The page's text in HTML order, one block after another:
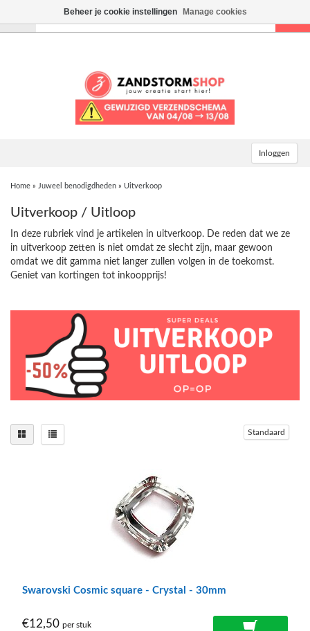
Inloggen
Home » Juweel benodigdheden » Uitverkoop
Uitverkoop / Uitloop
In deze rubriek vind je artikelen in uitverkoop. De reden dat we ze
in uitverkoop zetten is niet omdat ze slecht zijn, maar gewoon
omdat we dit gamma niet langer zullen volgen in de toekomst.
Geniet van kortingen tot inkoopprijs!
Standaard
Swarovski Cosmic square - Crystal - 30mm
€12,50 per stuk
Beheer je cookie instellingen Manage cookies